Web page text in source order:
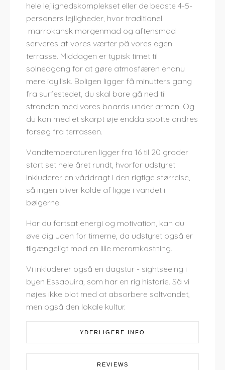
hele lejlighedskomplekset eller de bedste 4-5-
personers lejligheder, hvor traditionel
marrokansk morgenmad og aftensmad
serveres af vores værter på vores egen
terrasse. Middagen er typisk timet til
solnedgang for at gøre atmosfæren endnu
mere idyllisk. Boligen ligger få minutters gang
fra surfestedet, du skal bare gå ned til
stranden med vores boards under armen. Og
du kan med et skarpt øje endda spotte andres
forsøg fra terrassen.
Vandtemperaturen ligger fra 16 til 20 grader
stort set hele året rundt, hvorfor udstyret
inkluderer en våddragt i den rigtige størrelse,
så ingen bliver kolde af ligge i vandet i
bølgerne.
Har du fortsat energi og motivation, kan du
øve dig uden for timerne, da udstyret også er
tilgængeligt mod en lille meromkostning.
Vi inkluderer også en dagstur - sightseeing i
byen Essaouira, som har en rig historie. Så vi
nøjes ikke blot med at absorbere saltvandet,
men også den lokale kultur.
YDERLIGERE INFO
REVIEWS